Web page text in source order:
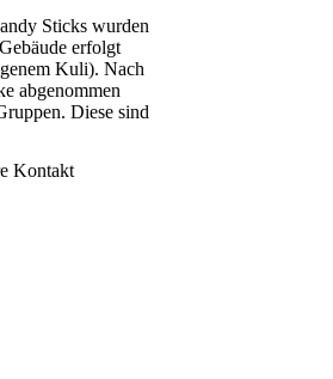
Sticks wurden
erfolgt
Kuli). Nach
abgenommen
Diese sind
Kontakt